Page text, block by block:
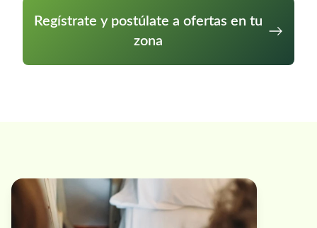
Regístrate y postúlate a ofertas en tu
zona